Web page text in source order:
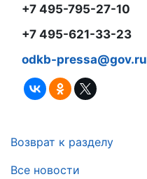
+7 495-795-27-10
+7 495-621-33-23
odkb-pressa@gov.ru
Возврат к разделу
Все новости